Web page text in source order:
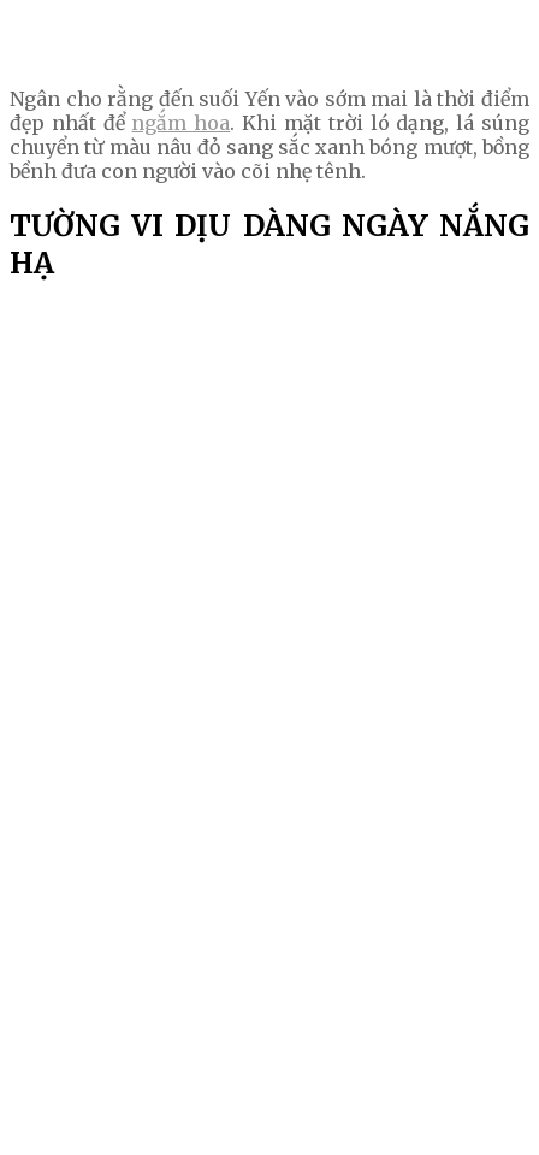
Ngân cho rằng đến suối Yến vào sớm mai là thời điểm
đẹp nhất để ngắm hoa. Khi mặt trời ló dạng, lá súng
chuyển từ màu nâu đỏ sang sắc xanh bóng mượt, bồng
bềnh đưa con người vào cõi nhẹ tênh.
TƯỜNG VI DỊU DÀNG NGÀY NẮNG
HẠ